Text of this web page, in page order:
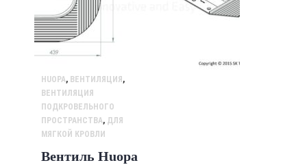
HUOPA, ВЕНТИЛЯЦИЯ ,
ВЕНТИЛЯЦИЯ
ПОДКРОВЕЛЬНОГО
ПРОСТРАНСТВА, ДЛЯ
МЯГКОЙ КРОВЛИ
Вентиль Huopa